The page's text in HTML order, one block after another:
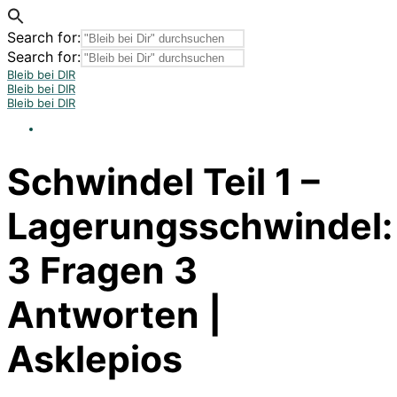
Search for:
Search for:
Bleib bei DIR
Bleib bei DIR
Bleib bei DIR
Schwindel Teil 1 –
Lagerungsschwindel:
3 Fragen 3
Antworten |
Asklepios